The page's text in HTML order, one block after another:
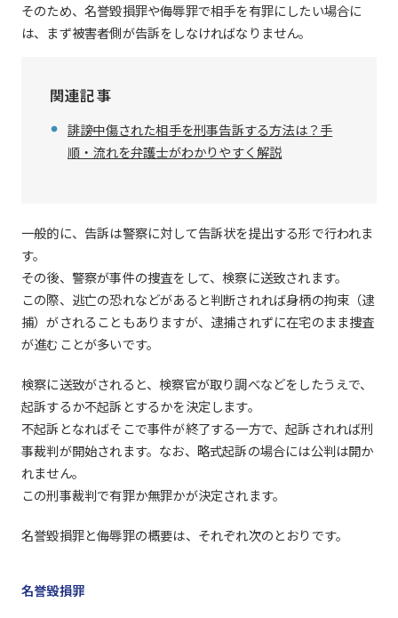
そのため、名誉毀損罪や侮辱罪で相手を有罪にしたい場合に
は、まず被害者側が告訴をしなければなりません。
関連記事
誹謗中傷された相手を刑事告訴する方法は？手
順・流れを弁護士がわかりやすく解説
一般的に、告訴は警察に対して告訴状を提出する形で行われま
す。
その後、警察が事件の捜査をして、検察に送致されます。
この際、逃亡の恐れなどがあると判断されれば身柄の拘束（逮
捕）がされることもありますが、逮捕されずに在宅のまま捜査
が進むことが多いです。
検察に送致がされると、検察官が取り調べなどをしたうえで、
起訴するか不起訴とするかを決定します。
不起訴となればそこで事件が終了する一方で、起訴されれば刑
事裁判が開始されます。なお、略式起訴の場合には公判は開か
れません。
この刑事裁判で有罪か無罪かが決定されます。
名誉毀損罪と侮辱罪の概要は、それぞれ次のとおりです。
名誉毀損罪